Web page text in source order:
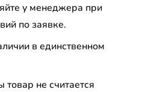
у менеджера при
по заявке.
в единственном
не считается